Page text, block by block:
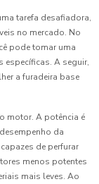
tarefa desafiadora,
no mercado. No
pode tomar uma
específicas. A seguir,
a furadeira base
motor. A potência é
da
de perfurar
menos potentes
mais leves. Ao